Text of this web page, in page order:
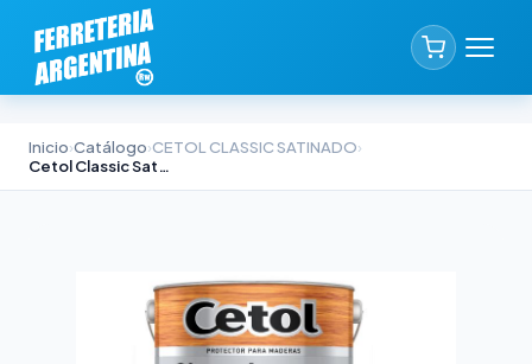
Inicio›Catálogo›CETOL CLASSIC SATINADO›
Cetol Classic Satinado Cedro 4lts